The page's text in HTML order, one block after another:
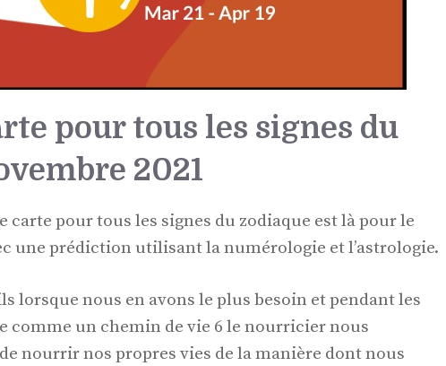
pour tous les signes du
2021
carte pour tous les signes du zodiaque est là pour le
une prédiction utilisant la numérologie et l’astrologie.
lorsque nous en avons le plus besoin et pendant les
comme un chemin de vie 6 le nourricier nous
nourrir nos propres vies de la manière dont nous